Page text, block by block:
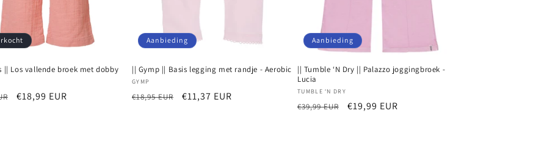
|| Los vallende broek met dobby
Aanbiedingsprijs
€18,99 EUR
Aanbieding
|| Gymp || Basis legging met randje - Aerobic
Verkoper:
GYMP
Normale
€18,95 EUR Aanbiedingsprijs
€11,37 EUR
Aanbieding
|| Tumble ‘N Dry || Palazzo joggingbroek -
Lucia
Verkoper:
TUMBLE ‘N DRY
Normale
€39,99 EUR Aanbiedingsprijs
€19,99 EUR